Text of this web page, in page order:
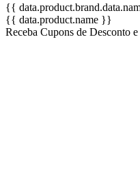
{{
{{ data.product.name }}
Receba Cupons de Desconto